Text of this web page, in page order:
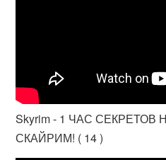
Skyrim - 1 ЧАС СЕКРЕТОВ
СКАЙРИМ! ( 14 )